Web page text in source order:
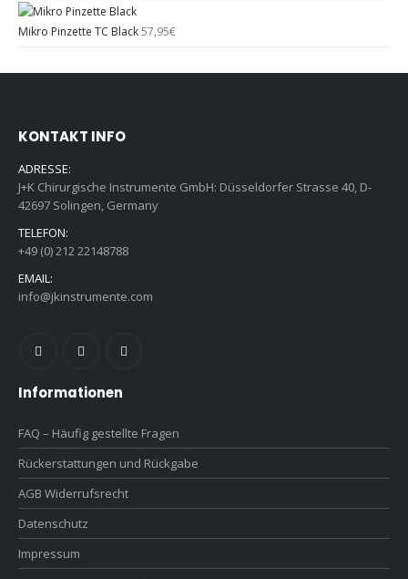
Mikro Pinzette TC Black57,95€
KONTAKT INFO
ADRESSE:
J+K Chirurgische Instrumente GmbH: Düsseldorfer Strasse 40, D-
42697 Solingen, Germany
TELEFON:
+49 (0) 212 22148788
EMAIL:
info@jkinstrumente.com
Informationen
FAQ – Häufig gestellte Fragen
Rückerstattungen und Rückgabe
AGB Widerrufsrecht
Datenschutz
Impressum